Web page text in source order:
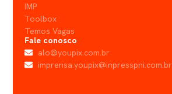
IMP
Toolbox
Temos Vagas
Fale conosco
alo@youpix.com.br
imprensa.youpix@inpresspni.com.br